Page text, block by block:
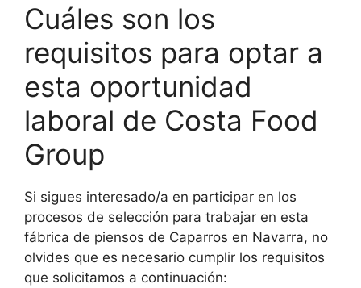
Cuáles son los
requisitos para optar a
esta oportunidad
laboral de Costa Food
Group
Si sigues interesado/a en participar en los
procesos de selección para trabajar en esta
fábrica de piensos de Caparros en Navarra, no
olvides que es necesario cumplir los requisitos
que solicitamos a continuación: